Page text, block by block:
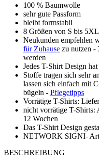
100 % Baumwolle
sehr gute Passform
bleibt formstabil
8 Größen von S bis
Neukunden empfehlen
für Zuhause zu nutzen -
werden
Jedes T-Shirt Design
Stoffe tragen sich sehr
lassen sich einfach mit
bügeln - Pflegetipps
Vorrätige T-Shirts:
nicht vorrätige T-Shirts:
12 Wochen
Das T-Shirt Design
NETWORK SIGNI-
BESCHREIBUNG